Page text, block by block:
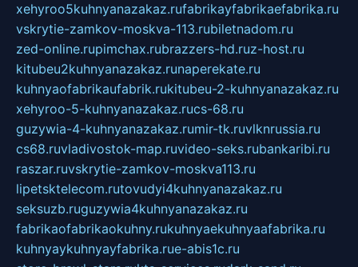
xehyroo5kuhnyanazakaz.rufabrikayfabrikaefabrika.ru
vskrytie-zamkov-moskva-113.rubiletnadom.ru
zed-online.rupimchax.rubrazzers-hd.ruz-host.ru
kitubeu2kuhnyanazakaz.runaperekate.ru
kuhnyaofabrikaufabrik.rukitubeu-2-kuhnyanazakaz.ru
xehyroo-5-kuhnyanazakaz.rucs-68.ru
guzywia-4-kuhnyanazakaz.rumir-tk.ruvlknrussia.ru
cs68.ruvladivostok-map.ruvideo-seks.rubankaribi.ru
raszar.ruvskrytie-zamkov-moskva113.ru
lipetsktelecom.rutovudyi4kuhnyanazakaz.ru
seksuzb.ruguzywia4kuhnyanazakaz.ru
fabrikaofabrikaokuhny.rukuhnyaekuhnyaafabrika.ru
kuhnyaykuhnyayfabrika.rue-abis1c.ru